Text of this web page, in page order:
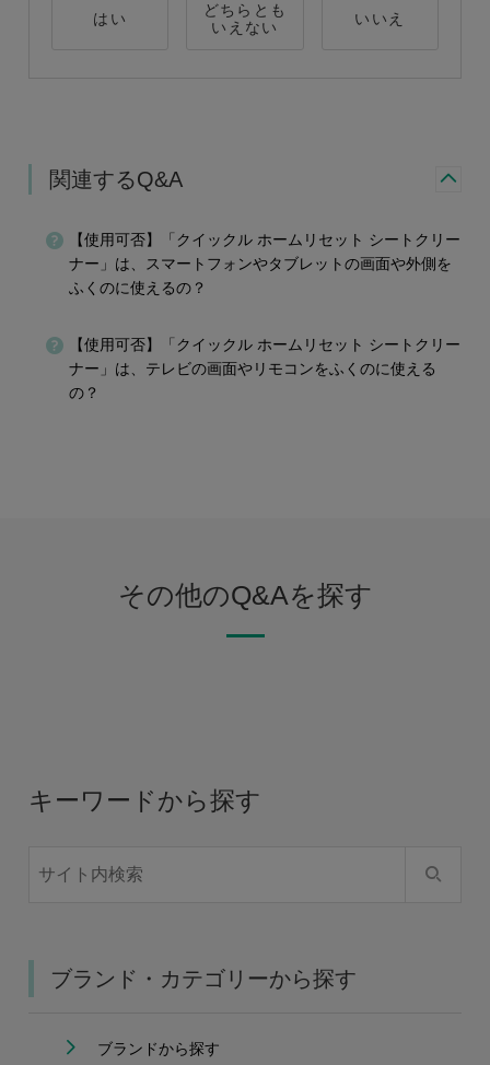
はい
どちらとも
いえない
いいえ
関連するQ&A
【使用可否】「クイックル ホームリセット シートクリー
ナー」は、スマートフォンやタブレットの画面や外側を
ふくのに使えるの？
【使用可否】「クイックル ホームリセット シートクリー
ナー」は、テレビの画面やリモコンをふくのに使える
の？
その他のQ&Aを探す
キーワードから探す
ブランド・カテゴリーから探す
ブランドから探す